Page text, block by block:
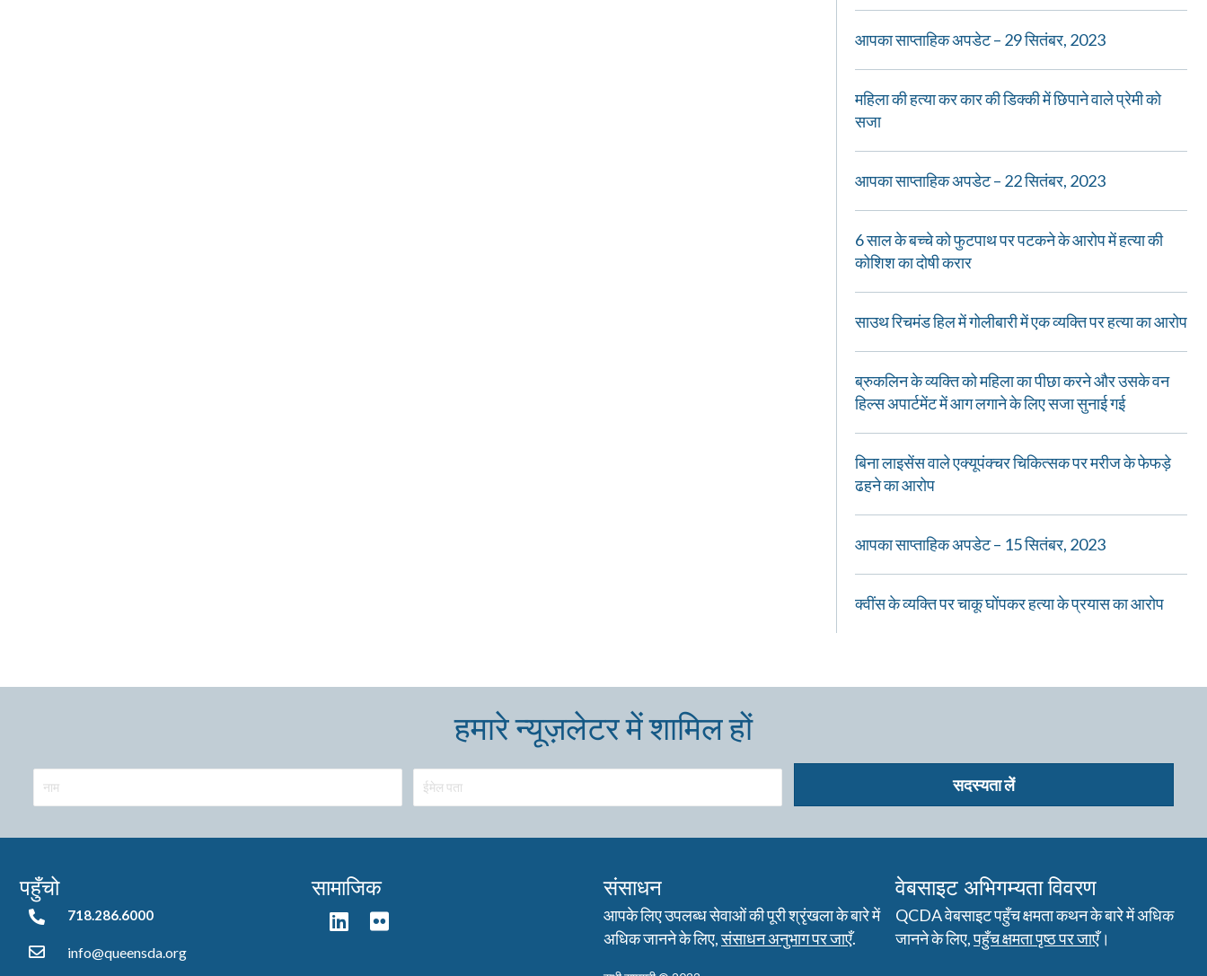
आपका साप्ताहिक अपडेट – 29 सितंबर, 2023
महिला की हत्या कर कार की डिक्की में छिपाने वाले प्रेमी को
सजा
आपका साप्ताहिक अपडेट – 22 सितंबर, 2023
6 साल के बच्चे को फुटपाथ पर पटकने के आरोप में हत्या की
कोशिश का दोषी करार
साउथ रिचमंड हिल में गोलीबारी में एक व्यक्ति पर हत्या का आरोप
ब्रुकलिन के व्यक्ति को महिला का पीछा करने और उसके वन
हिल्स अपार्टमेंट में आग लगाने के लिए सजा सुनाई गई
बिना लाइसेंस वाले एक्यूपंक्चर चिकित्सक पर मरीज के फेफड़े
ढहने का आरोप
आपका साप्ताहिक अपडेट – 15 सितंबर, 2023
क्वींस के व्यक्ति पर चाकू घोंपकर हत्या के प्रयास का आरोप
हमारे न्यूज़लेटर में शामिल हों
सदस्यता लें
पहुँचो
718.286.6000
718.286.6000
info@queensda.org
सामाजिक संसाधन
आपके लिए उपलब्ध सेवाओं की पूरी श्रृंखला के बारे में
अधिक जानने के लिए,संसाधन अनुभाग पर जाएँ.
वेबसाइट अभिगम्यता विवरण
QCDA वेबसाइट पहुँच क्षमता कथन के बारे में अधिक
जानने के लिए,पहुँच क्षमता पृष्ठ पर जाएँ।